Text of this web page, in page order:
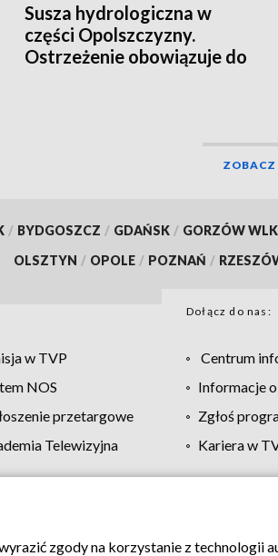
Susza hydrologiczna w
części Opolszczyzny.
Ostrzeżenie obowiązuje do
ZOBACZ
/ BYDGOSZCZ / GDAŃSK / GORZÓW
OLSZTYN / OPOLE / POZNAŃ /
Dołącz do nas:
w TVP Centrum
NOS Informacje
przetargowe Zgłoś
Telewizyjna Kariera w
TVP Polityka prywatności
zgody na korzystanie z technologii